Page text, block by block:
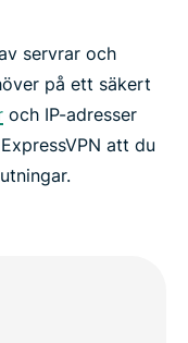
servrar och
på ett säkert
och IP-adresser
att du